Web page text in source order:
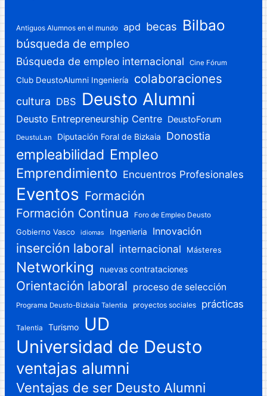
Antiguos Alumnos en el mundo apd becas Bilbao
búsqueda de empleo
Búsqueda de empleo internacional Cine Fórum
Club DeustoAlumni Ingeniería colaboraciones
cultura DBS Deusto Alumni
Deusto Entrepreneurship Centre DeustoForum
DeustuLan Diputación Foral de Bizkaia Donostia
empleabilidad Empleo
Emprendimiento Encuentros Profesionales
Eventos Formación
Formación Continua Foro de Empleo Deusto
Gobierno Vasco idiomas Ingenieria Innovación
inserción laboral internacional Másteres
Networking nuevas contrataciones
Orientación laboral proceso de selección
Programa Deusto-Bizkaia Talentia proyectos sociales prácticas
Talentia Turismo
UD
Universidad de Deusto
ventajas alumni
Ventajas de ser Deusto Alumni